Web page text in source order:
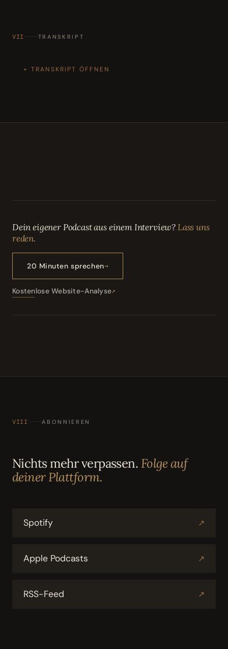
VII TRANSKRIPT
TRANSKRIPT ÖFFNEN
Dein eigener Podcast aus einem Interview?Lass uns
reden.
20 Minuten sprechen
Kostenlose Website-Analyse
VIII ABONNIEREN
Nichts mehr verpassen. Folge auf
deiner Plattform.
Spotify ↗
Apple Podcasts ↗
RSS-Feed ↗